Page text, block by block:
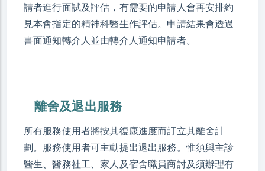
請者進行面試及評估，有需要的申請人會再安排約
見本會指定的精神科醫生作評估。申請結果會透過
書面通知轉介人並由轉介人通知申請者。
離舍及退出服務
所有服務使用者將按其復康進度而訂立其離舍計
劃。服務使用者可主動提出退出服務。惟須與主診
醫生、醫務社工、家人及宿舍職員商討及須辦理有